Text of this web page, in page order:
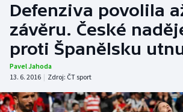
Hokej
Tenis
Atletika
Cyklistika
Defenziva povolila
závěru. České
proti Španělsku
Pavel Jahoda
13. 6. 2016 | Zdroj: ČT sport